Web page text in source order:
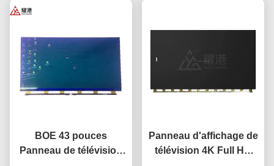
BOE 43 pouces
Panneau de télévision
Panneau d'affichage de
télévision 4K Full HD